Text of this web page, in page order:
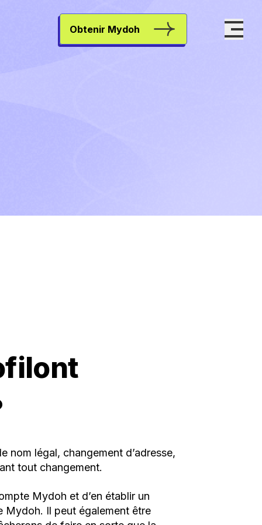
Obtenir Mydoh
légal, changement d’adresse,
tout changement.
Mydoh et d’en établir un
Mydoh. Il peut également être